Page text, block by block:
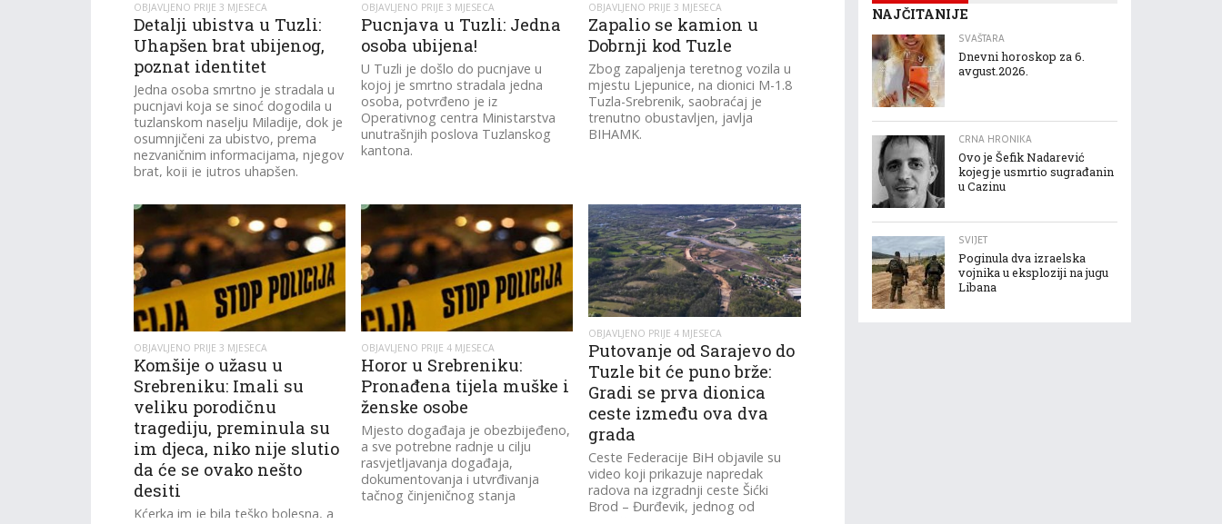
OBJAVLJENO PRIJE 3 MJESECA
Detalji ubistva u Tuzli:
Uhapšen brat ubijenog,
poznat identitet
Jedna osoba smrtno je stradala u
pucnjavi koja se sinoć dogodila u
tuzlanskom naselju Miladije, dok je
osumnjičeni za ubistvo, prema
nezvaničnim informacijama, njegov
brat, koji je jutros uhapšen.
OBJAVLJENO PRIJE 3 MJESECA
Pucnjava u Tuzli: Jedna
osoba ubijena!
U Tuzli je došlo do pucnjave u
kojoj je smrtno stradala jedna
osoba, potvrđeno je iz
Operativnog centra Ministarstva
unutrašnjih poslova Tuzlanskog
kantona.
OBJAVLJENO PRIJE 3 MJESECA
Zapalio se kamion u
Dobrnji kod Tuzle
Zbog zapaljenja teretnog vozila u
mjestu Ljepunice, na dionici M-1.8
Tuzla-Srebrenik, saobraćaj je
trenutno obustavljen, javlja
BIHAMK.
OBJAVLJENO PRIJE 3 MJESECA
Komšije o užasu u
Srebreniku: Imali su
veliku porodičnu
tragediju, preminula su
im djeca, niko nije slutio
da će se ovako nešto
desiti
Kćerka im je bila teško bolesna, a
OBJAVLJENO PRIJE 4 MJESECA
Horor u Srebreniku:
Pronađena tijela muške i
ženske osobe
Mjesto događaja je obezbijeđeno,
a sve potrebne radnje u cilju
rasvjetljavanja događaja,
dokumentovanja i utvrđivanja
tačnog činjeničnog stanja
OBJAVLJENO PRIJE 4 MJESECA
Putovanje od Sarajevo do
Tuzle bit će puno brže:
Gradi se prva dionica
ceste između ova dva
grada
Ceste Federacije BiH objavile su
video koji prikazuje napredak
radova na izgradnji ceste Šićki
Brod – Đurđevik, jednog od
NAJČITANIJE
SVAŠTARA
Dnevni horoskop za 6.
avgust.2026.
CRNA HRONIKA
Ovo je Šefik Nadarević
kojeg je usmrtio sugrađanin
u Cazinu
SVIJET
Poginula dva izraelska
vojnika u eksploziji na jugu
Libana